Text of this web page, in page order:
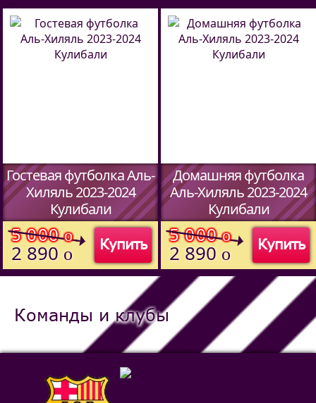
Гостевая футболка Аль-
Хиляль 2023-2024
Кулибали
(Код:5913709
Купить
5 000o
2 890 o
Домашняя футболка
Аль-Хиляль 2023-2024
Кулибали
(Код:5913709
Купить
5 000o
2 890 o
Команды и клубы